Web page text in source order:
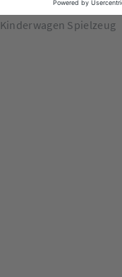
Kinderwagen Spielzeug